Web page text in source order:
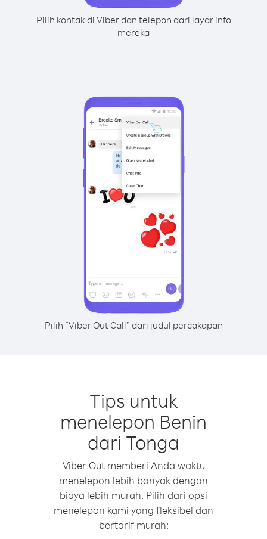
Pilih kontak di Viber dan telepon dari layar info
mereka
Pilih “Viber Out Call” dari judul percakapan
Tips untuk
menelepon Benin
dari Tonga
Viber Out memberi Anda waktu
menelepon lebih banyak dengan
biaya lebih murah. Pilih dari opsi
menelepon kami yang fleksibel dan
bertarif murah: